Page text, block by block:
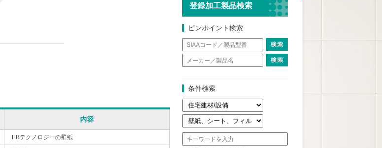
内容
EBテクノロジーの壁紙
登録加工製品検索
ピンポイント検索
条件検索